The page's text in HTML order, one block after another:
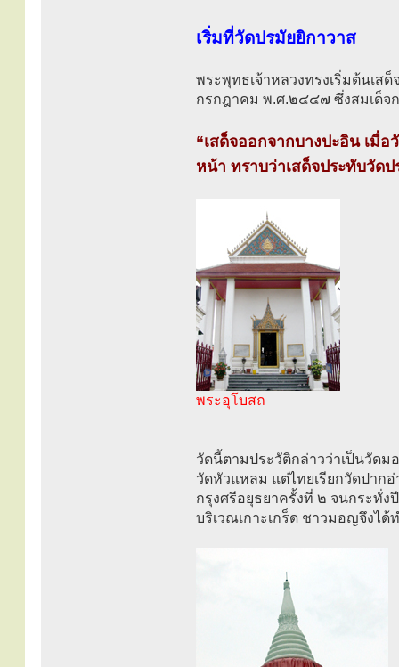
เริ่มที่วัดปรมัยยิกาวาส
พระพุทธเจ้าหลวงทรงเริ่มต้นเสด็
กรกฎาคม พ.ศ.๒๔๔๗ ซึ่งสมเด็จก
“เสด็จออกจากบางปะอิน เมื่
หน้า ทราบว่าเสด็จประทับวัด
พระอุโบสถ
วัดนี้ตามประวัติกล่าวว่าเป็นวัด
วัดหัวแหลม แต่ไทยเรียกวัดปาก
กรุงศรีอยุธยาครั้งที่ ๒ จนกระทั่
บริเวณเกาะเกร็ด ชาวมอญจึงไ